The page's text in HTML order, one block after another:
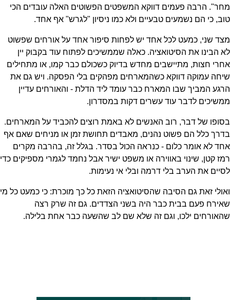
מחר". הרבה פעמים דווקא המשפטים הפשוטים האלה עובדים הכי
טוב, כי הם נשמעים טבעיים ולא כמו ניסיון "לגרש" אף אחד.
מצד שני, כמעט לכל אחד יש לפחות סיפור אחד על אורחים שפשוט
לא הבינו את הסיטואציה. כאלה שממשיכים לפתוח עוד בקבוק יין
אחרי חצות, מתיישבים מחדש בדיוק כשכולם כבר קמו, או מתחילים
שיחה עמוקה דווקא כשהמארחים מפהקים בלי הפסקה. ויש גם את
הרגע המביך שבו המארח כבר עומד ליד הדלת - והאורחים עדיין
ממשיכים לדבר עוד עשרים דקות במסדרון.
בסופו של דבר, רוב האנשים לא באמת רוצים להכביד על המארחים.
בדרך כלל הם פשוט נהנים, מאבדים תחושת זמן או מניחים שאם אף
אחד לא אומר כלום - כנראה הכול בסדר. בגלל זה, בהרבה מקרים
רמז קטן, שינוי באווירה או משפט ישיר אבל נחמד לגמרי מספיקים כדי
לסיים את הערב בלי דרמה ובלי אי נעימות.
ואולי זאת גם הסיבה שהסיטואציה הזאת כל כך מוכרת: כי כמעט כל מי
שאירח פעם בבית כבר היה בשני הצדדים. גם זה שרק רצה
שהאורחים ילכו, וגם זה שלא שם לב שהשעה כבר אחת בלילה.